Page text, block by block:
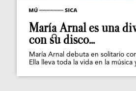
María Arnal es una
con su disco...
María Arnal debuta en solitario
Ella lleva toda la vida en la música